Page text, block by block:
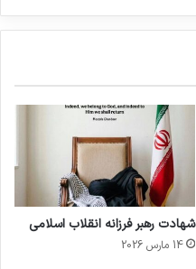
شهادت رهبر فرزانه انقلاب اسلامی
14 مارس 2026